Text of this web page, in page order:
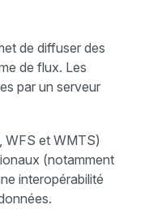
de diffuser des
de flux. Les
par un serveur
WFS et WMTS)
(notamment
interopérabilité